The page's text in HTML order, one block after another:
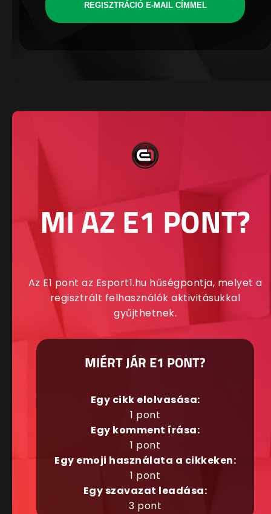
REGISZTRÁCIÓ E-MAIL CÍMMEL
MI AZ E1 PONT?
Az E1 pont az Esport1.hu hűségpontja, melyet a
regisztrált felhasználók aktivitásukkal
gyűjthetnek.
MIÉRT JÁR E1 PONT?
Egy cikk elolvasása:
1 pont
Egy komment írása:
1 pont
Egy emoji használata a cikkeken:
1 pont
Egy szavazat leadása:
3 pont